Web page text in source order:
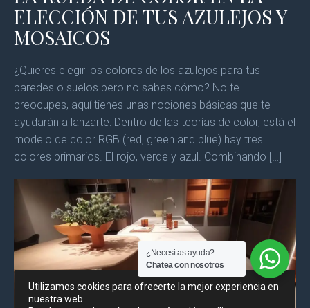
ELECCIÓN DE TUS AZULEJOS Y
MOSAICOS
¿Quieres elegir los colores de los azulejos para tus
paredes o suelos pero no sabes cómo? No te
preocupes, aquí tienes unas nociones básicas que te
ayudarán a lanzarte: Dentro de las teorías de color, está el
modelo de color RGB (red, green and blue) hay tres
colores primarios. El rojo, verde y azul. Combinando […]
Utilizamos cookies para ofrecerte la mejor experiencia en
nuestra web.
¿Necesitas ayuda?
Chatea con nosotros